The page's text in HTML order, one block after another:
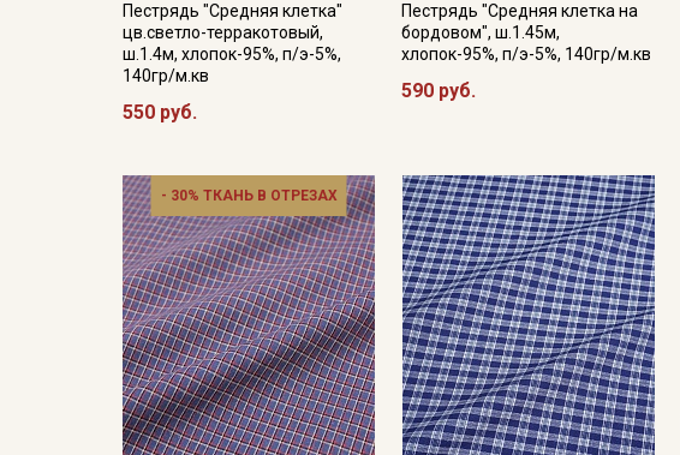
Пестрядь "Средняя клетка"
цв.светло-терракотовый,
ш.1.4м, хлопок-95%, п/э-5%,
140гр/м.кв
550 руб.
Пестрядь "Средняя клетка на
бордовом", ш.1.45м,
хлопок-95%, п/э-5%, 140гр/м.кв
590 руб.
- 30% ТКАНЬ В ОТРЕЗАХ